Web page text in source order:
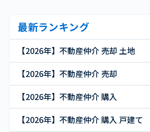
最新ランキング
【2026年】不動産仲介 売却 土地
【2026年】不動産仲介 売却
【2026年】不動産仲介 購入
【2026年】不動産仲介 購入 戸建て